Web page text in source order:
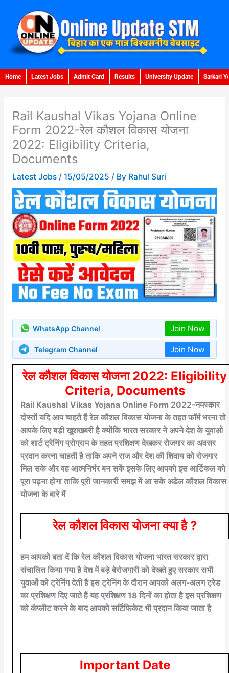
content
Home Latest Jobs Admit Card Results University Update Sarkari
Rail Kaushal Vikas Yojana Online
Form 2022-रेल कौशल विकास योजना
2022: Eligibility Criteria,
Documents
Latest Jobs/ 15/05/2025 / By Rahul Suri
WhatsApp Channel Join Now
Telegram Channel Join Now
रेल कौशल विकास योजना 2022: Eligibility
Criteria, Documents
Rail Kaushal Vikas Yojana Online Form 2022-नमस्कार
दोस्तों यदि आप चाहते हैं रेल कौशल विकास योजना के तहत फॉर्म भरना तो
आपके लिए बड़ी खुशखबरी है क्योंकि भारत सरकार ने अपने देश के युवाओं
को शार्ट ट्रेनिंग प्रोग्राम के तहत प्रशिक्षण देखकर रोजगार का अवसर
प्रदान करना चाहती है ताकि अपने राज और देश की शिवाय को रोजगार
मिल सके और वह आत्मनिर्भर बन सकें इसके लिए आपको इस आर्टिकल को
पूरा पढ़ना होगा ताकि पूरी जानकारी समझ में आ सके अडेल कौशल विकास
योजना के बारे में
रेल कौशल विकास योजना क्या है ?
हम आपको बता दें कि रेल कौशल विकास योजना भारत सरकार द्वारा
संचालित किया गया है देश में बड़े बेरोजगारी को देखते हुए सरकार सभी
युवाओं को ट्रेनिंग देती है इस ट्रेनिंग के दौरान आपको अलग-अलग ट्रेड
का प्रशिक्षण दिए जाते हैं यह प्रशिक्षण 18 दिनों का होता है इस प्रशिक्षण
को कंप्लीट करने के बाद आपको सर्टिफिकेट भी प्रदान किया जाता है
Important Date